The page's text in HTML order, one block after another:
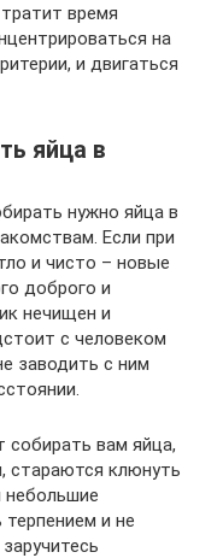
время
на
и двигаться
яйца в
нужно яйца в
Если при
и чисто – новые
доброго и
нечищен и
с человеком
заводить с ним
вам яйца,
стараются клюнуть
небольшие
и не